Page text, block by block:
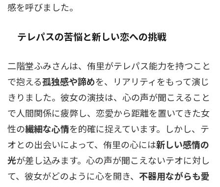
感を呼びました。
テレパスの苦悩と新しい恋への挑戦
二階堂ふみさんは、侑里がテレパス能力を持つこと
で抱える孤独感や諦めを、リアリティをもって演じ
きりました。彼女の演技は、心の声が聞こえること
で人間関係に疲弊し、恋愛から距離を置いてきた女
性の繊細な心情を的確に捉えています。しかし、テ
オとの出会いによって、侑里の心には新しい感情の
光が差し込みます。心の声が聞こえないテオに対し
て、彼女がどのように心を開き、 不器用ながらも愛